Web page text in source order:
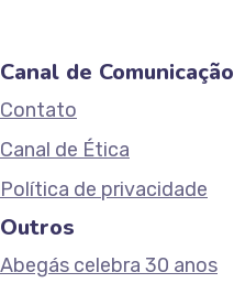
Canal de Comunicação
Contato
Canal de Ética
Política de privacidade
Outros
Abegás celebra 30 anos